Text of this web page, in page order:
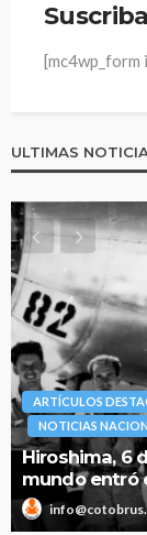
[mc4wp_form
ULTIMAS
ARTÍCULOS
NOTICIAS
Hiroshima, 6
mundo entró